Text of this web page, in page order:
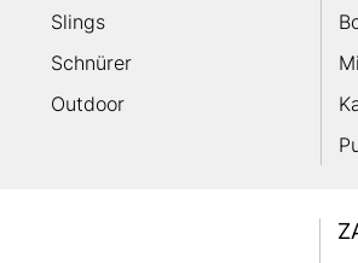
Slings
Schnürer
Outdoor